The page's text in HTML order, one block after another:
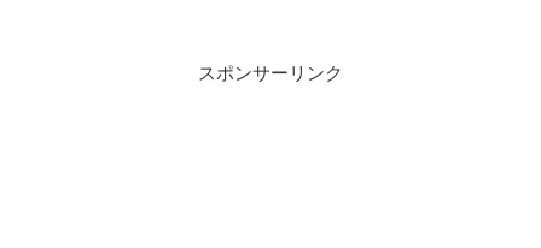
スポンサーリンク